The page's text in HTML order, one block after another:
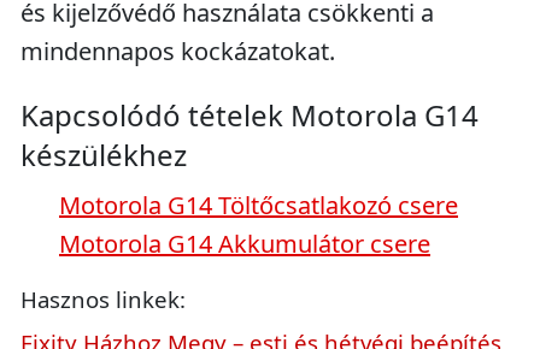
és kijelzővédő használata csökkenti a
mindennapos kockázatokat.
Kapcsolódó tételek Motorola G14
készülékhez
Motorola G14 Töltőcsatlakozó csere
Motorola G14 Akkumulátor csere
Hasznos linkek:
Fixity Házhoz Megy – esti és hétvégi beépítés